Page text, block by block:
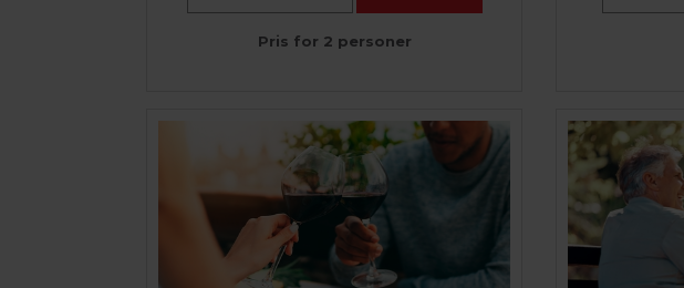
Pris for 2 personer